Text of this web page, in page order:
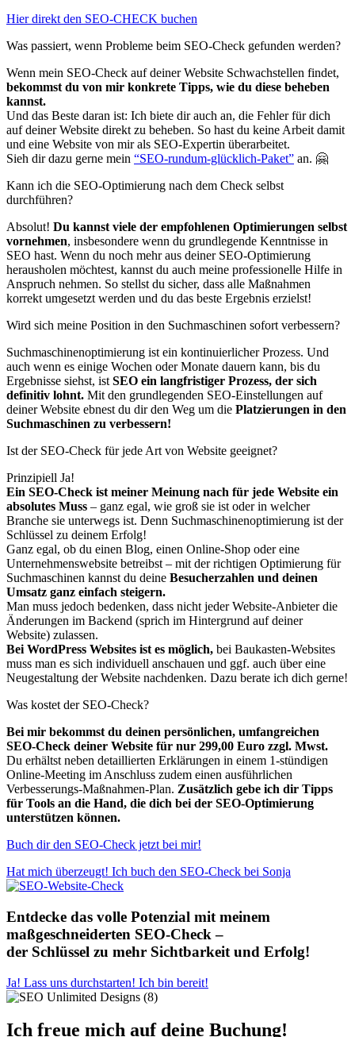
Hier direkt den SEO-CHECK buchen
Was passiert, wenn Probleme beim SEO-Check gefunden werden?
Wenn mein SEO-Check auf deiner Website Schwachstellen findet,
bekommst du von mir konkrete Tipps, wie du diese beheben
kannst.
Und das Beste daran ist: Ich biete dir auch an, die Fehler für dich
auf deiner Website direkt zu beheben. So hast du keine Arbeit damit
und eine Website von mir als SEO-Expertin überarbeitet.
Sieh dir dazu gerne mein “SEO-rundum-glücklich-Paket” an. 🤗
Kann ich die SEO-Optimierung nach dem Check selbst
durchführen?
Absolut! Du kannst viele der empfohlenen Optimierungen selbst
vornehmen, insbesondere wenn du grundlegende Kenntnisse in
SEO hast. Wenn du noch mehr aus deiner SEO-Optimierung
herausholen möchtest, kannst du auch meine professionelle Hilfe in
Anspruch nehmen. So stellst du sicher, dass alle Maßnahmen
korrekt umgesetzt werden und du das beste Ergebnis erzielst!
Wird sich meine Position in den Suchmaschinen sofort verbessern?
Suchmaschinenoptimierung ist ein kontinuierlicher Prozess. Und
auch wenn es einige Wochen oder Monate dauern kann, bis du
Ergebnisse siehst, ist SEO ein langfristiger Prozess, der sich
definitiv lohnt. Mit den grundlegenden SEO-Einstellungen auf
deiner Website ebnest du dir den Weg um die Platzierungen in den
Suchmaschinen zu verbessern!
Ist der SEO-Check für jede Art von Website geeignet?
Prinzipiell Ja!
Ein SEO-Check ist meiner Meinung nach für jede Website ein
absolutes Muss – ganz egal, wie groß sie ist oder in welcher
Branche sie unterwegs ist. Denn Suchmaschinenoptimierung ist der
Schlüssel zu deinem Erfolg!
Ganz egal, ob du einen Blog, einen Online-Shop oder eine
Unternehmenswebsite betreibst – mit der richtigen Optimierung für
Suchmaschinen kannst du deine Besucherzahlen und deinen
Umsatz ganz einfach steigern.
Man muss jedoch bedenken, dass nicht jeder Website-Anbieter die
Änderungen im Backend (sprich im Hintergrund auf deiner
Website) zulassen.
Bei WordPress Websites ist es möglich, bei Baukasten-Websites
muss man es sich individuell anschauen und ggf. auch über eine
Neugestaltung der Website nachdenken. Dazu berate ich dich gerne!
Was kostet der SEO-Check?
Bei mir bekommst du deinen persönlichen, umfangreichen
SEO-Check deiner Website für nur 299,00 Euro zzgl. Mwst.
Du erhältst neben detaillierten Erklärungen in einem 1-stündigen
Online-Meeting im Anschluss zudem einen ausführlichen
Verbesserungs-Maßnahmen-Plan. Zusätzlich gebe ich dir Tipps
für Tools an die Hand, die dich bei der SEO-Optimierung
unterstützen können.
Buch dir den SEO-Check jetzt bei mir!
Hat mich überzeugt! Ich buch den SEO-Check bei Sonja
Entdecke das volle Potenzial mit meinem
maßgeschneiderten SEO-Check –
der Schlüssel zu mehr Sichtbarkeit und Erfolg!
Ja! Lass uns durchstarten! Ich bin bereit!
Ich freue mich auf deine Buchung!